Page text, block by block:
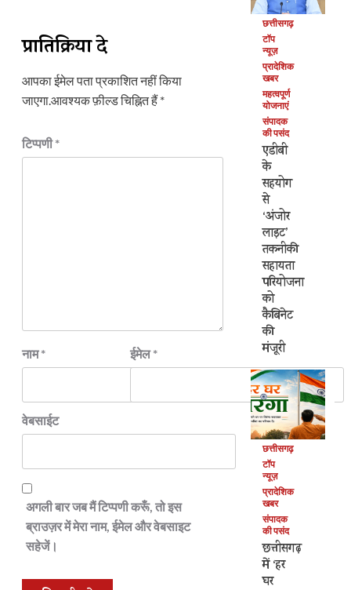
प्रातिक्रिया दे
आपका ईमेल पता प्रकाशित नहीं किया
जाएगा.आवश्यक फ़ील्ड चिह्नित हैं*
टिप्पणी*
नाम* ईमेल*
वेबसाईट
अगली बार जब मैं टिप्पणी करूँ, तो इस
ब्राउज़र में मेरा नाम, ईमेल और वेबसाइट
सहेजें।
छत्तीसगढ़
टॉप
न्यूज़
प्रादेशिक
खबर
महत्वपूर्ण
योजनाएं
संपादक
की पसंद
एडीबी
के
सहयोग
से
‘अंजोर
लाइट’
तकनीकी
सहायता
परियोजना
को
कैबिनेट
की
मंजूरी
छत्तीसगढ़
टॉप
न्यूज़
प्रादेशिक
खबर
संपादक
की पसंद
छत्तीसगढ़
में ‘हर
घर